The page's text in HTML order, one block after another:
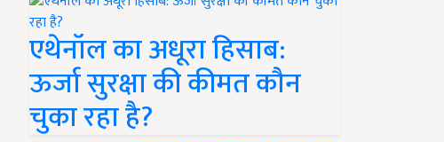
एथेनॉल का अधूरा हिसाब:
ऊर्जा सुरक्षा की कीमत कौन
चुका रहा है?